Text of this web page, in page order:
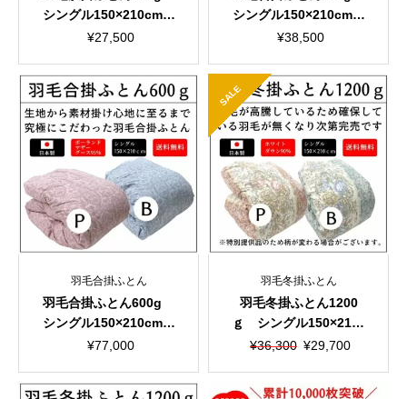
シングル150×210cm
超長綿100％ 60サテ
¥27,500
シングル150×210cm
超長綿100％ 60サテ
¥38,500
羽毛合掛ふとん
羽毛合掛ふとん600g
シングル150×210cm
超長綿100％ 80サテ
¥77,000
羽毛冬掛ふとん
羽毛冬掛ふとん1200
ｇ シングル150×210c
m 軽量生地
¥36,300 元
価
¥29,700
現
の
SALE